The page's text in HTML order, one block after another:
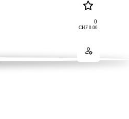
CHF 0.00
0